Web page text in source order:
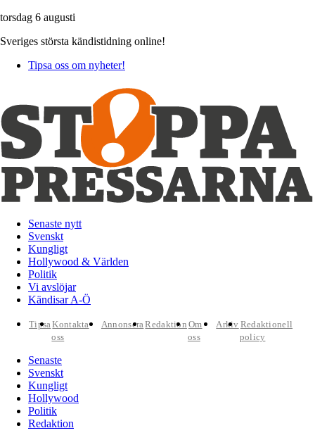
torsdag 6 augusti
Sveriges största kändistidning online!
Tipsa oss om nyheter!
Senaste nytt
Svenskt
Kungligt
Hollywood & Världen
Politik
Vi avslöjar
Kändisar A-Ö
TipsaKontakta
oss
AnnonseraRedaktion Om
oss
Arkiv Redaktionell
policy
Senaste
Svenskt
Kungligt
Hollywood
Politik
Redaktion